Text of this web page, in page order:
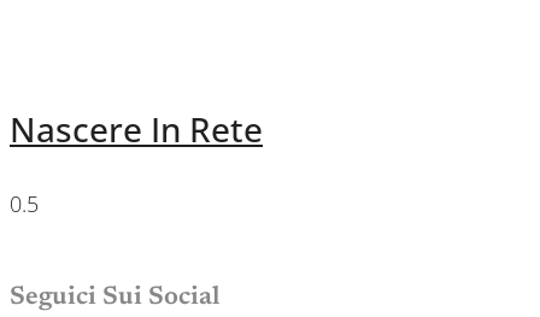
Nascere In Rete
Seguici Sui Social